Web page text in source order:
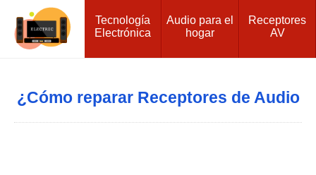
Tecnología
Electrónica
Audio para el
hogar
Receptores
AV
¿Cómo reparar Receptores de Audio